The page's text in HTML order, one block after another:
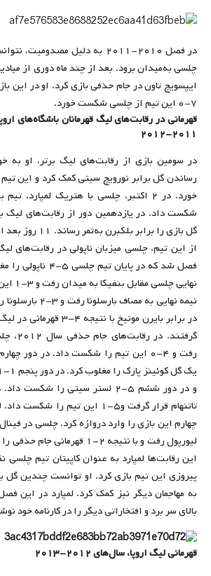
در فصل ۲۰۱۰-۲۰۱۱ به دلیل
۷-۰ این تیم از چلسی شکست خورد.
قهرمانی در رقابت‌های لیگ قهرمانان باشگاه‌های
۲۰۱۱-۲۰۱۲
در سومین بازی از رقابت‌های لیگ برتر، او به
شکست داد. در یازدهمین دور از رقابت‌های لیگ
گل بازی را برابر
از این تیم، چلسی میزبان ناپولی در رقابت‌های
فصل شد که در پایان
نیمه نهایی به مصاف
در برابر بایرن مونیخ با
گرفتند.
رفت و ۴-۰ این تیم را شکست داد. در دور
و در دور ششم ۵-۲ لستر سیتی را
چهارم این بازی را وارد دروازه کرد. چلسی در
لیورپول رفت و با نتیجه ۲-۱
این رقابت‌ها لمپارد به عنوان کاپیتان تیم
پیروزی این تیم بازی کرد. او توانست چندین گل
به مهاجمان دیگر نیز کمک کرد. لمپارد در این
بالای سر برد و افتخاراتی دیگر را در کارنامه خود
قهرمانی لیگ اروپا، سال‌های ۲۰۱۲-۲۰۱۳